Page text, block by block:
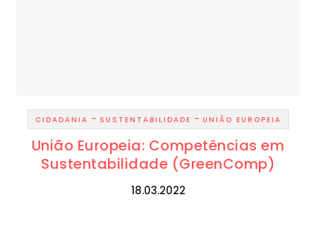
CIDADANIA - SUSTENTABILIDADE - UNIÃO EUROPEIA
União Europeia: Competências em
Sustentabilidade (GreenComp)
18.03.2022